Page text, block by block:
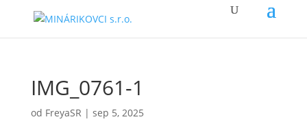
IMG_0761-1
od FreyaSR | sep 5, 2025